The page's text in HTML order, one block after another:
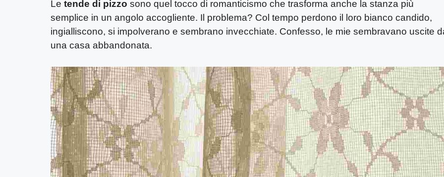
Le tende di pizzo sono quel tocco di romanticismo che trasforma anche la stanza più
semplice in un angolo accogliente. Il problema? Col tempo perdono il loro bianco candido,
ingialliscono, si impolverano e sembrano invecchiate. Confesso, le mie sembravano uscite
una casa abbandonata.